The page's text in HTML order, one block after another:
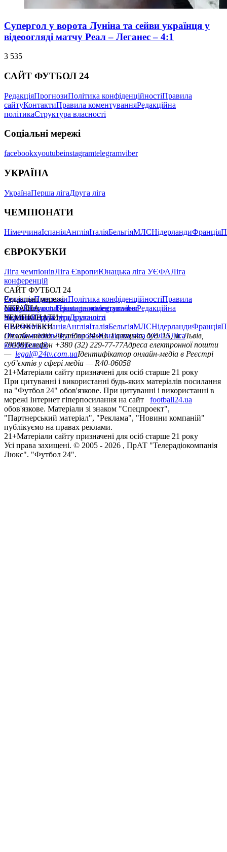
Супергол у ворота Луніна та сейви українця у
відеоогляді матчу Реал – Леганес – 4:1
3 535
САЙТ ФУТБОЛ 24
РедакціяПрогнозиПолітика конфіденційностіПравила
сайтуКонтактиПравила коментуванняРедакційна
політикаСтруктура власності
Соціальні мережі
facebookxyoutubeinstagramtelegramviber
УКРАЇНА
УкраїнаПерша лігаДруга ліга
ЧЕМПІОНАТИ
НімеччинаІспаніяАнгліяІталіяБельгіяМЛСНідерландиФранція
ЄВРОКУБКИ
Ліга чемпіонівЛіга ЄвропиЮнацька ліга УЄФАЛіга
конференцій
САЙТ ФУТБОЛ 24
РедакціяПрогнозиПолітика конфіденційностіПравила
сайтуКонтактиПравила коментуванняРедакційна
політикаСтруктура власності
Соціальні мережі
facebookxyoutubeinstagramtelegramviber
УКРАЇНА
УкраїнаПерша лігаДруга ліга
ЧЕМПІОНАТИ
НімеччинаІспаніяАнгліяІталіяБельгіяМЛСНідерландиФранція
ЄВРОКУБКИ
Ліга чемпіонівЛіга ЄвропиЮнацька ліга УЄФАЛіга
конференцій
Онлайн-медіа «Футбол 24»пл. Галицька, буд. 15, м. Львів,
79008Телефон +380 (32) 229-77-77Адреса електронної пошти
— legal@24tv.com.uaІдентифікатор онлайн-медіа в Реєстрі
суб’єктів у сфері медіа — R40-06058
21+Матеріали сайту призначені для осіб старше 21 року
При цитуванні і використанні будь-яких матеріалів посилання
на "Футбол 24" обов'язкове. При цитуванні і використанні в
мережі Інтернет гіперпосилання на сайт
football24.ua
обов'язкове. Матеріали зі знаком "Спецпроект",
"Партнерський матеріал", "Реклама", "Новини компаній"
публікуємо на правах реклами.
21+Матеріали сайту призначені для осіб старше 21 року
Усi права захищенi. © 2005 - 2026 , ПрАТ "Телерадіокомпанія
Люкс". "Футбол 24".